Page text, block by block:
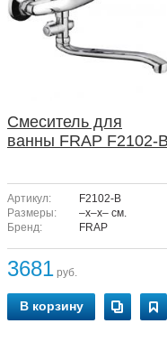
Смеситель для
ванны FRAP F2102-
Артикул:
F2102-B
Размеры:
–x–x– см.
Бренд:
FRAP
3681 руб.
В корзину